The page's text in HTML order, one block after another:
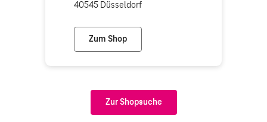
40545 Düsseldorf
Zum Shop
Telekom Shop Düsseldorf Luegallee
Zur Shopsuche